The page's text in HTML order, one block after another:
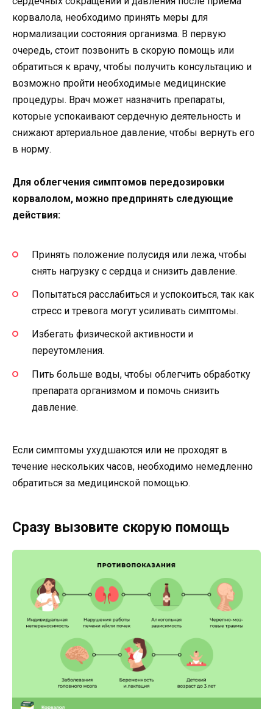
корвалола, необходимо принять меры для
нормализации состояния организма. В первую
очередь, стоит позвонить в скорую помощь или
обратиться к врачу, чтобы получить консультацию и
возможно пройти необходимые медицинские
процедуры. Врач может назначить препараты,
которые успокаивают сердечную деятельность и
снижают артериальное давление, чтобы вернуть его
в норму.
Для облегчения симптомов передозировки
корвалолом, можно предпринять следующие
действия:
Принять положение полусидя или лежа, чтобы
снять нагрузку с сердца и снизить давление.
Попытаться расслабиться и успокоиться, так как
стресс и тревога могут усиливать симптомы.
Избегать физической активности и
переутомления.
Пить больше воды, чтобы облегчить обработку
препарата организмом и помочь снизить
давление.
Если симптомы ухудшаются или не проходят в
течение нескольких часов, необходимо немедленно
обратиться за медицинской помощью.
Сразу вызовите скорую помощь